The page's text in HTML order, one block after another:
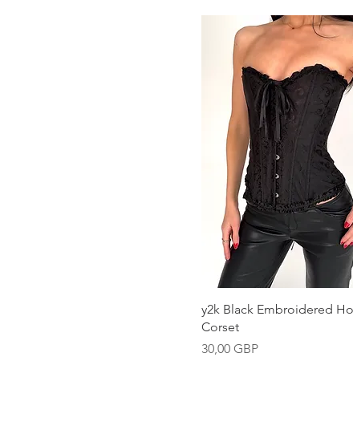
Vista rápida
y2k Black Embroidered
Corset
Precio
30,00 GBP